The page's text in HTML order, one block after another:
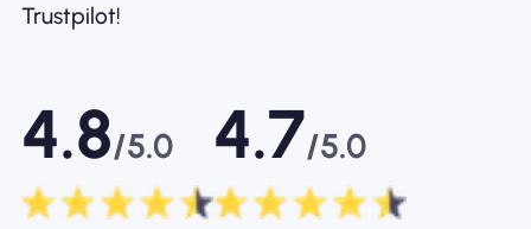
Trustpilot!
4.8/5.0 4.7/5.0